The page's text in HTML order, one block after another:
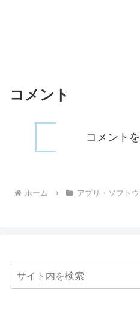
コメント
コメント
ホーム アプリ・ソフト